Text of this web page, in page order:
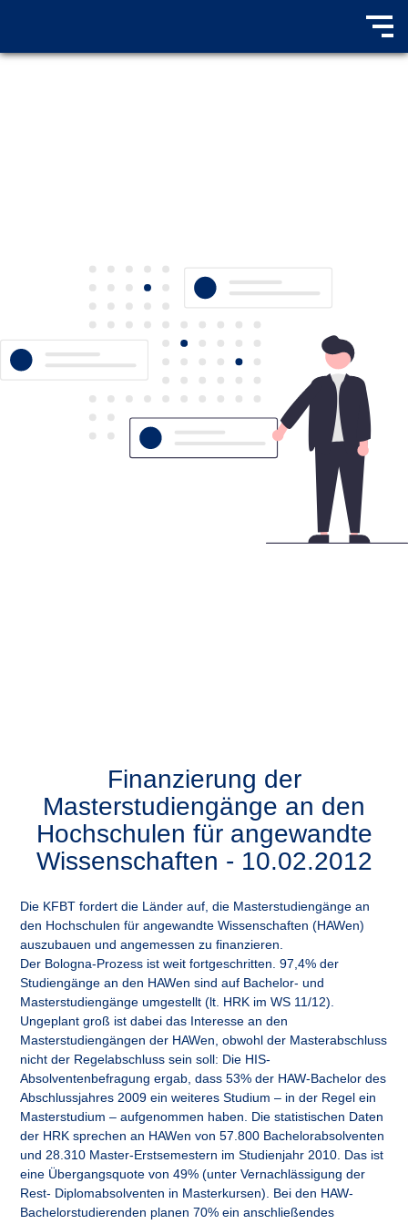
Finanzierung der
Masterstudiengänge an den
Hochschulen für angewandte
Wissenschaften - 10.02.2012
Die KFBT fordert die Länder auf, die Masterstudiengänge an
den Hochschulen für angewandte Wissenschaften (HAWen)
auszubauen und angemessen zu finanzieren.
Der Bologna-Prozess ist weit fortgeschritten. 97,4% der
Studiengänge an den HAWen sind auf Bachelor- und
Masterstudiengänge umgestellt (lt. HRK im WS 11/12).
Ungeplant groß ist dabei das Interesse an den
Masterstudiengängen der HAWen, obwohl der Masterabschluss
nicht der Regelabschluss sein soll: Die HIS-
Absolventenbefragung ergab, dass 53% der HAW-Bachelor des
Abschlussjahres 2009 ein weiteres Studium – in der Regel ein
Masterstudium – aufgenommen haben. Die statistischen Daten
der HRK sprechen an HAWen von 57.800 Bachelorabsolventen
und 28.310 Master-Erstsemestern im Studienjahr 2010. Das ist
eine Übergangsquote von 49% (unter Vernachlässigung der
Rest- Diplomabsolventen in Masterkursen). Bei den HAW-
Bachelorstudierenden planen 70% ein anschließendes